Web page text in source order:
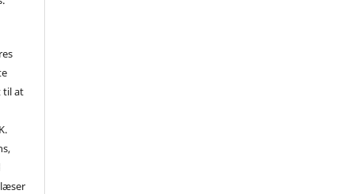
til at